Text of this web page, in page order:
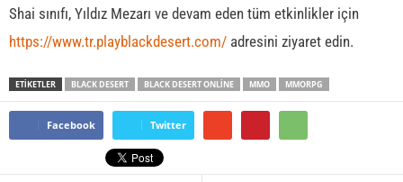
Shai sınıfı, Yıldız Mezarı ve devam eden tüm etkinlikler için
https://www.tr.playblackdesert.com/ adresini ziyaret edin.
ETİKETLER BLACK DESERT BLACK DESERT ONLINE MMO MMORPG
Facebook Twitter